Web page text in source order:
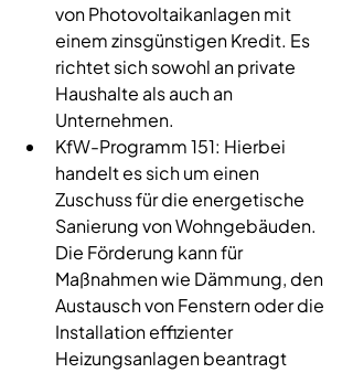
von Photovoltaikanlagen mit
einem zinsgünstigen Kredit. Es
richtet sich sowohl an private
Haushalte als auch an
Unternehmen.
KfW-Programm 151: Hierbei
handelt es sich um einen
Zuschuss für die energetische
Sanierung von Wohngebäuden.
Die Förderung kann für
Maßnahmen wie Dämmung, den
Austausch von Fenstern oder die
Installation effizienter
Heizungsanlagen beantragt